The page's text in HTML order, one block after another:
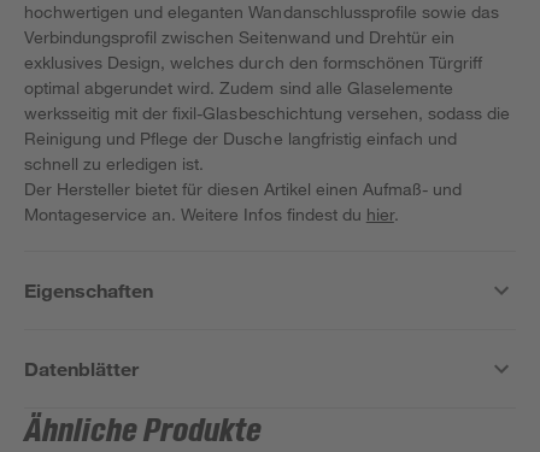
hochwertigen und eleganten Wandanschlussprofile sowie das
Verbindungsprofil zwischen Seitenwand und Drehtür ein
exklusives Design, welches durch den formschönen Türgriff
optimal abgerundet wird. Zudem sind alle Glaselemente
werksseitig mit der fixil-Glasbeschichtung versehen, sodass die
Reinigung und Pflege der Dusche langfristig einfach und
schnell zu erledigen ist.
Der Hersteller bietet für diesen Artikel einen Aufmaß- und
Montageservice an. Weitere Infos findest du hier.
Eigenschaften
Datenblätter
Ähnliche Produkte